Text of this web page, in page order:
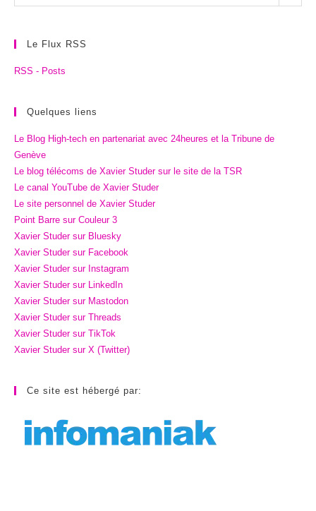
archives
Le Flux RSS
RSS - Posts
Quelques liens
Le Blog High-tech en partenariat avec 24heures et la Tribune de
Genève
Le blog télécoms de Xavier Studer sur le site de la TSR
Le canal YouTube de Xavier Studer
Le site personnel de Xavier Studer
Point Barre sur Couleur 3
Xavier Studer sur Bluesky
Xavier Studer sur Facebook
Xavier Studer sur Instagram
Xavier Studer sur LinkedIn
Xavier Studer sur Mastodon
Xavier Studer sur Threads
Xavier Studer sur TikTok
Xavier Studer sur X (Twitter)
Ce site est hébergé par: